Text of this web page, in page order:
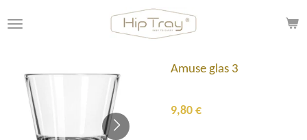
au
Amuse glas 3
9,80 €